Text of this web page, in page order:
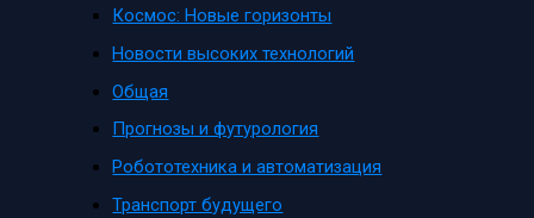
Космос: Новые горизонты
Новости высоких технологий
Общая
Прогнозы и футурология
Робототехника и автоматизация
Транспорт будущего